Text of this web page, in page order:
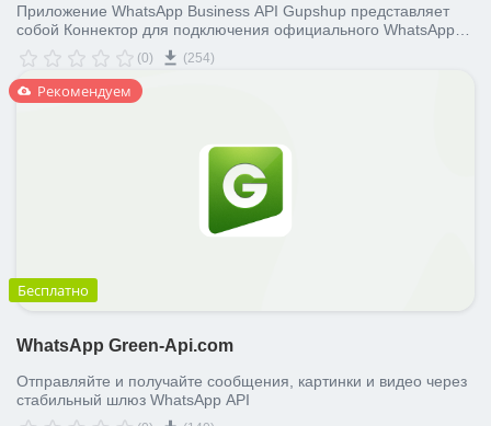
Приложение WhatsApp Business API Gupshup представляет
собой Коннектор для подключения официального WhatsApp
Business API к Открытым линиям Битрикс24 через
официального партнера Facebook - сервис Gupshup.
(0) (254)
Рекомендуем
Бесплатно
WhatsApp Green-Api.com
Отправляйте и получайте сообщения, картинки и видео через
стабильный шлюз WhatsApp API